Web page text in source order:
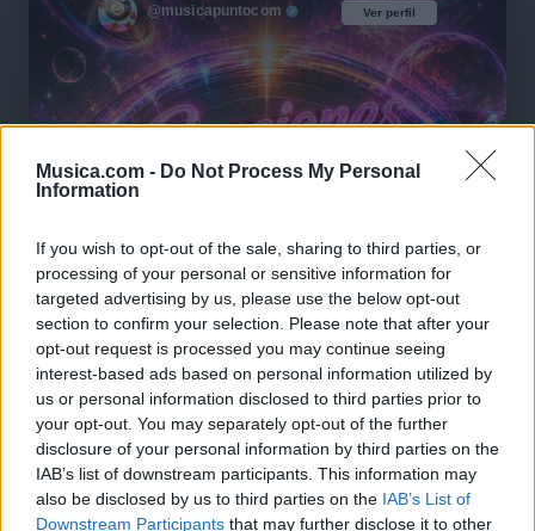
Musica.com - Do Not Process My Personal
Information
If you wish to opt-out of the sale, sharing to third parties, or
processing of your personal or sensitive information for
targeted advertising by us, please use the below opt-out
section to confirm your selection. Please note that after your
opt-out request is processed you may continue seeing
interest-based ads based on personal information utilized by
us or personal information disclosed to third parties prior to
your opt-out. You may separately opt-out of the further
disclosure of your personal information by third parties on the
IAB’s list of downstream participants. This information may
also be disclosed by us to third parties on the IAB’s List of
Downstream Participants that may further disclose it to other
Ver perfil
@musicapuntocom Ver perfil
🪐🚀 Canciones para Ver las Estrellas: